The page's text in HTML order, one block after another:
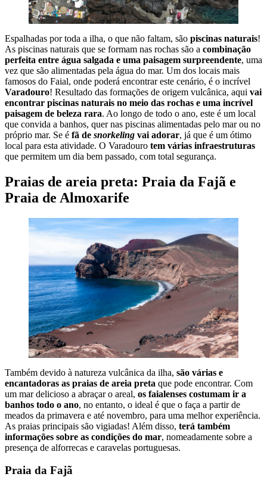
Espalhadas por toda a ilha, o que não faltam, são piscinas naturais!
As piscinas naturais que se formam nas rochas são a combinação
perfeita entre água salgada e uma paisagem surpreendente, uma
vez que são alimentadas pela água do mar. Um dos locais mais
famosos do Faial, onde poderá encontrar este cenário, é o incrível
Varadouro! Resultado das formações de origem vulcânica, aqui vai
encontrar piscinas naturais no meio das rochas e uma incrível
paisagem de beleza rara. Ao longo de todo o ano, este é um local
que convida a banhos, quer nas piscinas alimentadas pelo mar ou no
próprio mar. Se é fã de snorkeling vai adorar, já que é um ótimo
local para esta atividade. O Varadouro tem várias infraestruturas
que permitem um dia bem passado, com total segurança.
Praias de areia preta: Praia da Fajã e
Praia de Almoxarife
Também devido à natureza vulcânica da ilha, são várias e
encantadoras as praias de areia preta que pode encontrar. Com
um mar delicioso a abraçar o areal, os faialenses costumam ir a
banhos todo o ano, no entanto, o ideal é que o faça a partir de
meados da primavera e até novembro, para uma melhor experiência.
As praias principais são vigiadas! Além disso, terá também
informações sobre as condições do mar, nomeadamente sobre a
presença de alforrecas e caravelas portuguesas.
Praia da Fajã